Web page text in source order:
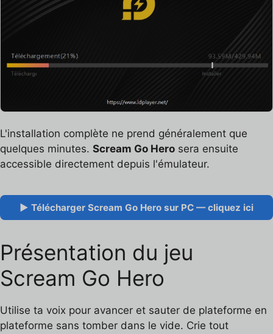
L'installation complète ne prend généralement que
quelques minutes. Scream Go Hero sera ensuite
accessible directement depuis l'émulateur.
▶ Télécharger Scream Go Hero sur PC — cliquez ici
Présentation du jeu
Scream Go Hero
Utilise ta voix pour avancer et sauter de plateforme en
plateforme sans tomber dans le vide. Crie tout